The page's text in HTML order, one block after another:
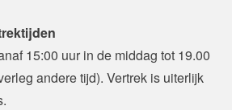
15:00 uur in de middag tot 19.00
andere tijd). Vertrek is uiterlijk